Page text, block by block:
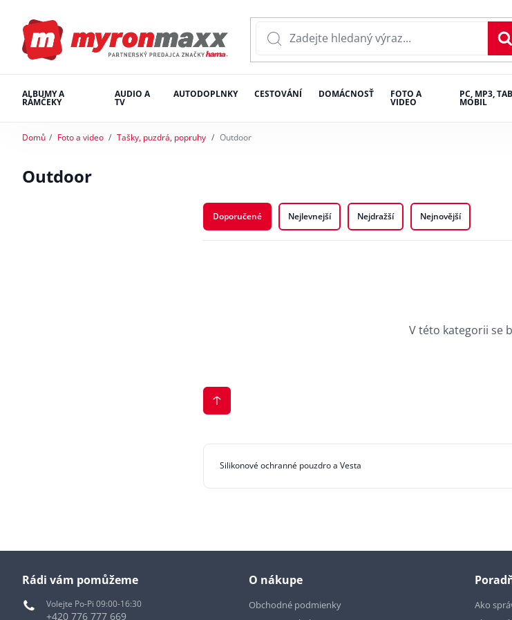
ALBUMY A
RÁMČEKY
AUDIO A
TV
AUTODOPLNKY CESTOVÁNÍ DOMÁCNOSŤ FOTO A
VIDEO
PC, MP3,
MOBIL
Domů Foto a video Tašky, puzdrá, popruhy Outdoor
Outdoor
Doporučené Nejlevnejší Nejdražší Nejnovější
V této kategorii se
Silikonové ochranné pouzdro a Vesta
Rádi vám pomůžeme
Volejte Po-Pi 09:00-16:30
+420 776 777 669
O nákupe
Obchodné podmienky
Ako